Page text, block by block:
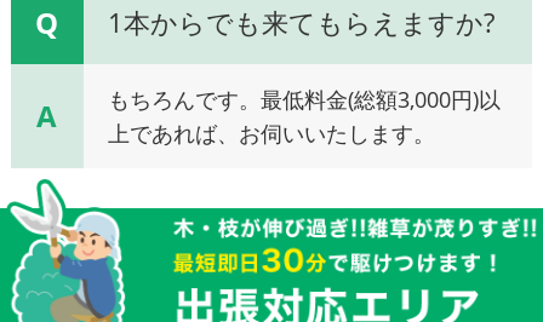
Q 1本からでも来てもらえますか?
A
もちろんです。最低料金(総額3,000円)以
上であれば、お伺いいたします。